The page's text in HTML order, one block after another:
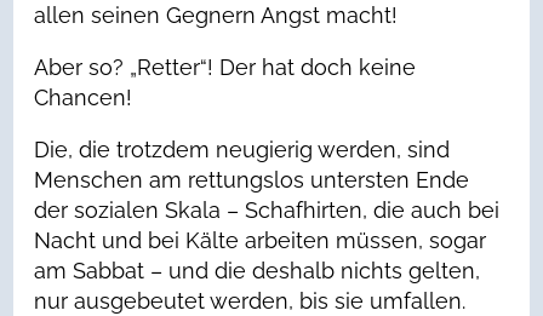
allen seinen Gegnern Angst macht!
Aber so? „Retter“! Der hat doch keine
Chancen!
Die, die trotzdem neugierig werden, sind
Menschen am rettungslos untersten Ende
der sozialen Skala – Schafhirten, die auch bei
Nacht und bei Kälte arbeiten müssen, sogar
am Sabbat – und die deshalb nichts gelten,
nur ausgebeutet werden, bis sie umfallen.